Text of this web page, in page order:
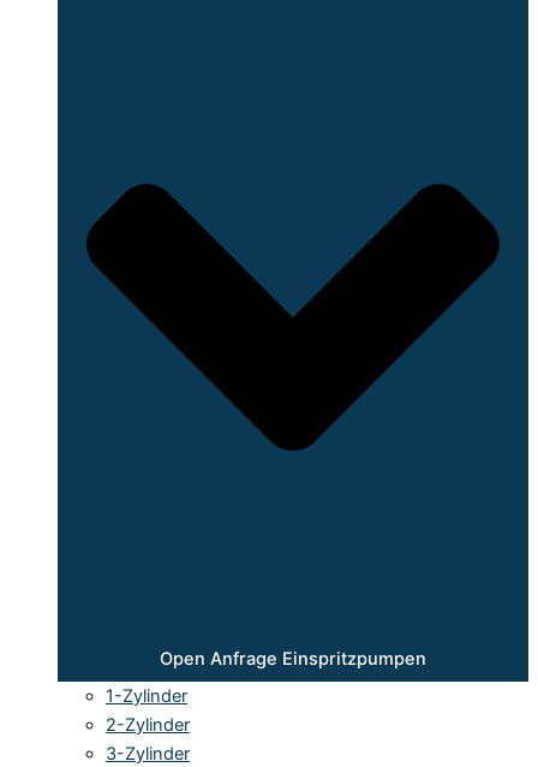
Open Anfrage Einspritzpumpen
1-Zylinder
2-Zylinder
3-Zylinder